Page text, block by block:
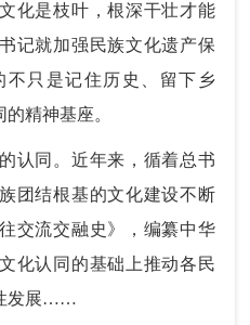
化是枝叶，根深干壮才能
记就加强民族文化遗产保
只是记住历史、留下乡
精神基座。
同。近年来，循着总书
团结根基的文化建设不断
交流交融史》，编纂中华
化认同的基础上推动各民
发展……